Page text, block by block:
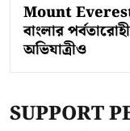
Mount
বাংলার
অভিযাত্রীও
SUPPORT